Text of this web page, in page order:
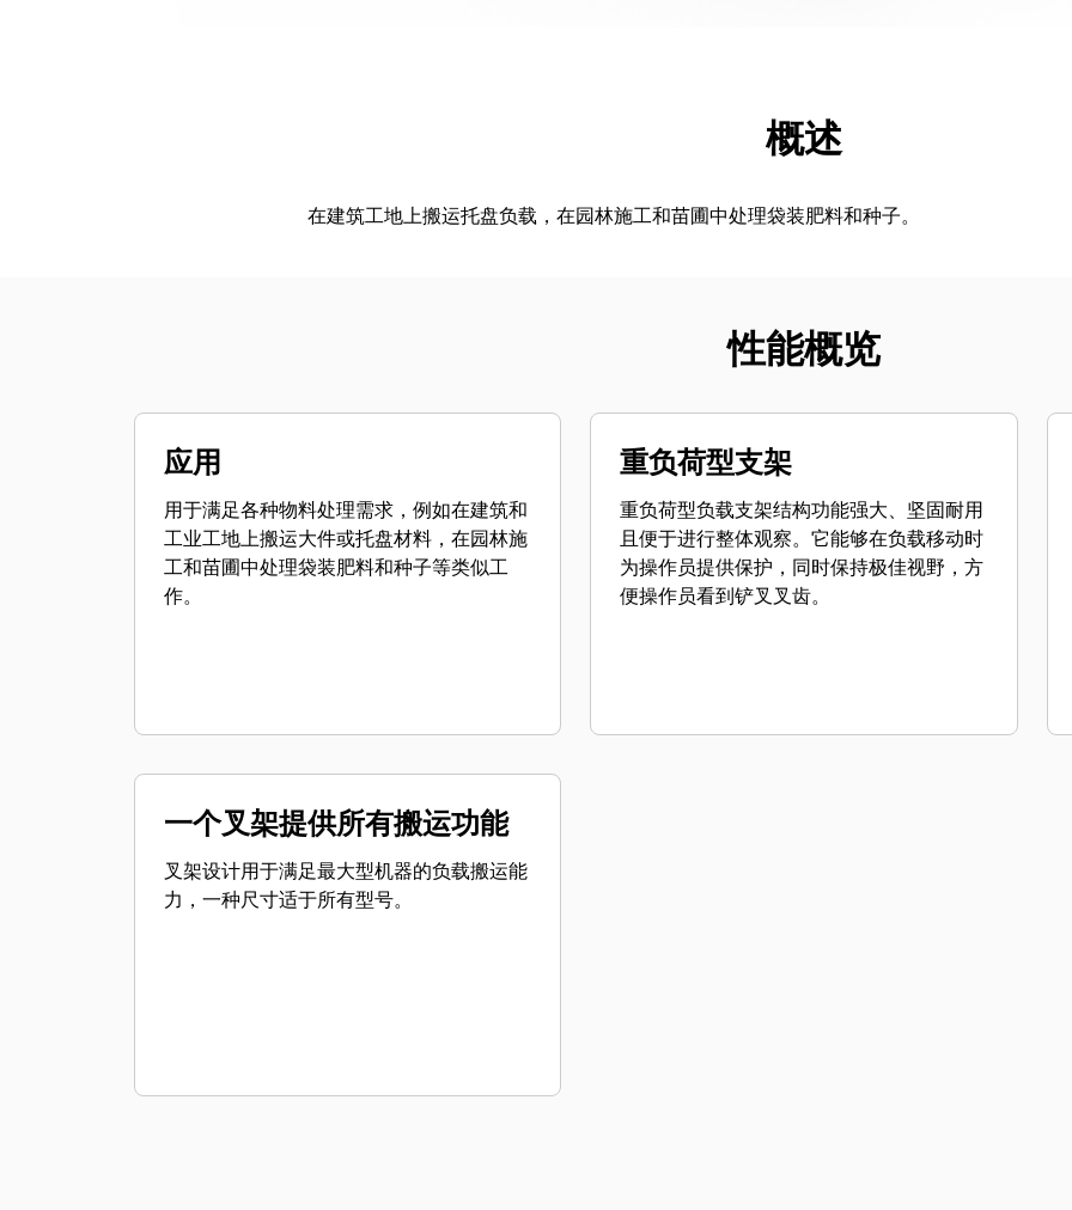
展示
概述
在建筑工地上搬运托盘负载，在园林施工和苗圃中处理袋装肥料和种子。
性能概览
应用
用于满足各种物料处理需求，例如在建筑和
工业工地上搬运大件或托盘材料，在园林施
工和苗圃中处理袋装肥料和种子等类似工
作。
重负荷型支架
重负荷型负载支架结构功能强大、坚固耐用
且便于进行整体观察。它能够在负载移动时
为操作员提供保护，同时保持极佳视野，方
便操作员看到铲叉叉齿。
一个叉架提供所有搬运功能
叉架设计用于满足最大型机器的负载搬运能
力，一种尺寸适于所有型号。